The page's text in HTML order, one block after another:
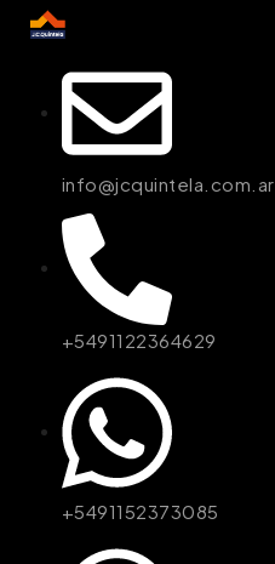
info@jcquintela.com.ar
+5491122364629
+5491152373085